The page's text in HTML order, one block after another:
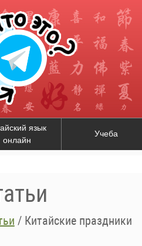
язык
онлайн
Учеба
/ Китайские праздники